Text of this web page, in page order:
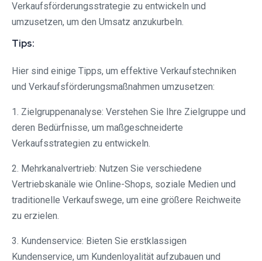
Verkaufsförderungsstrategie zu entwickeln und
umzusetzen, um den Umsatz anzukurbeln.
Tips:
Hier sind einige Tipps, um effektive Verkaufstechniken
und Verkaufsförderungsmaßnahmen umzusetzen:
1. Zielgruppenanalyse: Verstehen Sie Ihre Zielgruppe und
deren Bedürfnisse, um maßgeschneiderte
Verkaufsstrategien zu entwickeln.
2. Mehrkanalvertrieb: Nutzen Sie verschiedene
Vertriebskanäle wie Online-Shops, soziale Medien und
traditionelle Verkaufswege, um eine größere Reichweite
zu erzielen.
3. Kundenservice: Bieten Sie erstklassigen
Kundenservice, um Kundenloyalität aufzubauen und